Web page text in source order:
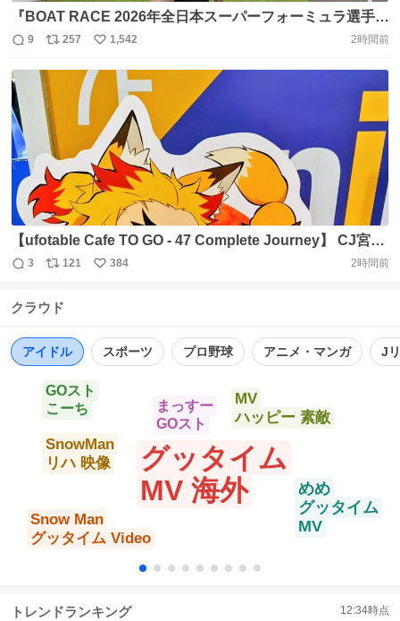
『BOAT RACE 2026年全日本スーパーフォーミュラ選手権
第8戦 東北大会』にて #富田鈴花 が国歌独唱を務めさせて
た皆様、そしてABEMA中継をご覧いただいた皆様、あり
がとうございました！ #SFormula #スーパーフォーミュラ
#ABEMA https://t.co/bdzpNcdRpJ
返
信
数
9
リ
ポ
ス
ト
数
257
い
い
ね
1,542 2時間前
【ufotable Cafe TO GO - 47 Complete Journey】 CJ宮城
4日目が終了致しました。 本日もご来店ありがとうござい
10:00〜18:00 明日から開催地と時間が変わるのでご注意く
返
数
3
リ
ス
数
121
い
384 2時間前
クラウド
アイドル スポーツ プロ野球 アニメ・マンガ J
グッタイム
MV 海外
Snow Man
グッタイム Video
SnowMan
リハ 映像
MV
ハッピー 素敵
GOスト
こーち
めめ
グッタイム
MV
まっすー
GOスト
トレンドランキング 12:34時点